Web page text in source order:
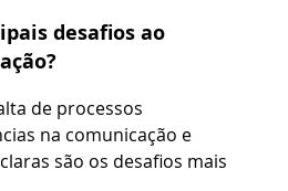
desafios ao
de processos
na comunicação e
são os desafios mais